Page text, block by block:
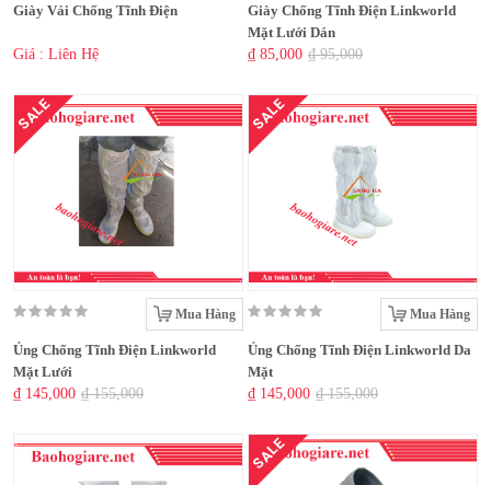
Giày Vải Chống Tĩnh Điện
Giá : Liên Hệ
Giày Chống Tĩnh Điện Linkworld
Mặt Lưới Dán
₫ 85,000 ₫ 95,000
SALE
Mua Hàng
Ủng Chống Tĩnh Điện Linkworld
Mặt Lưới
₫ 145,000 ₫ 155,000
SALE
Mua Hàng
Ủng Chống Tĩnh Điện Linkworld Da
Mặt
₫ 145,000 ₫ 155,000
SALE